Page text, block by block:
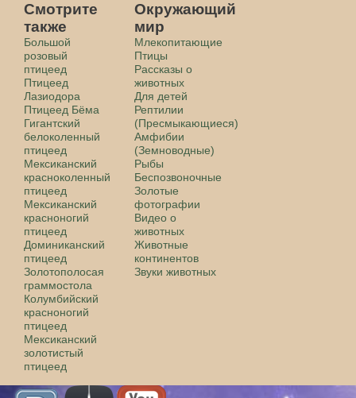
Смотрите
также
Большой
розовый
птицеед
Птицеед
Лазиодора
Птицеед Бёма
Гигантский
белоколенный
птицеед
Мексиканский
красноколенный
птицеед
Мексиканский
красноногий
птицеед
Доминиканский
птицеед
Золотополосая
граммостола
Колумбийский
красноногий
птицеед
Мексиканский
золотистый
птицеед
Окружающий
мир
Млекопитающие
Птицы
Рассказы о
животных
Для детей
Рептилии
(Пресмыкающиеся)
Амфибии
(Земноводные)
Рыбы
Беспозвоночные
Золотые
фотографии
Видео о
животных
Животные
континентов
Звуки животных